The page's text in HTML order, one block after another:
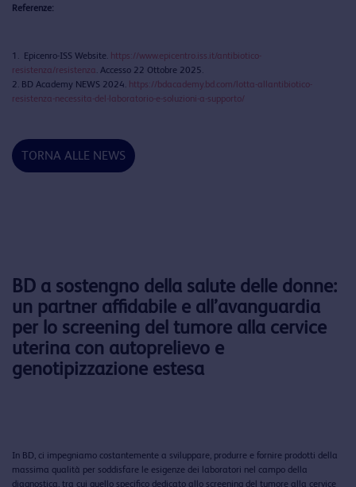
Referenze:
1. Epicenro-ISS Website. https://www.epicentro.iss.it/antibiotico-
resistenza/resistenza. Accesso 22 Ottobre 2025.
2. BD Academy NEWS 2024. https://bdacademy.bd.com/lotta-allantibiotico-
resistenza-necessita-del-laboratorio-e-soluzioni-a-supporto/
TORNA ALLE NEWS
BD a sostengno della salute delle donne:
un partner affidabile e all’avanguardia
per lo screening del tumore alla cervice
uterina con autoprelievo e
genotipizzazione estesa
In BD, ci impegniamo costantemente a sviluppare, produrre e fornire prodotti della
massima qualità per soddisfare le esigenze dei laboratori nel campo della
diagnostica, tra cui quello specifico dedicato allo screening del tumore alla cervice